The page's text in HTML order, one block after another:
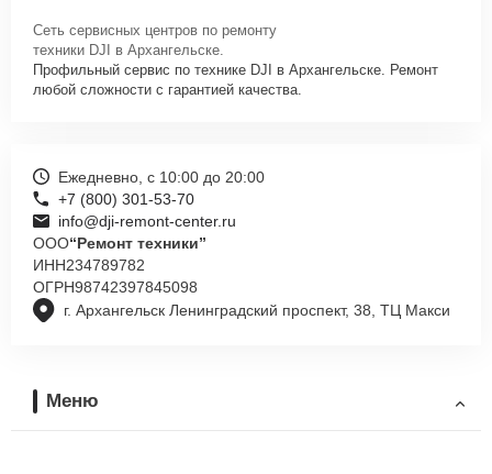
Сеть сервисных центров по ремонту
техники DJI в Архангельске.
Профильный сервис по технике DJI в Архангельске. Ремонт
любой сложности с гарантией качества.
г. Архангельск Ленинградский проспект, 38, ТЦ Макси
Ежедневно, с 10:00 до 20:00
+7 (800) 301-53-70
info@dji-remont-center.ru
ООО“Ремонт техники”
ИНН234789782
ОГРН98742397845098
Меню